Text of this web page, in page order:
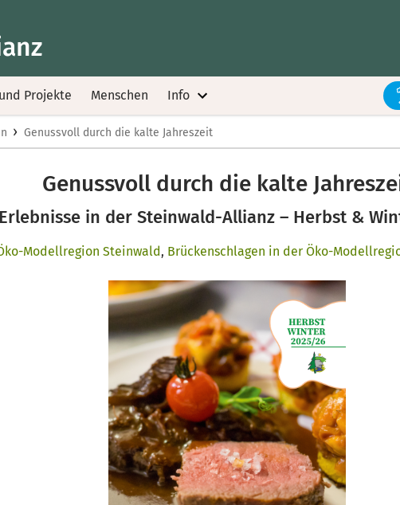
Projekte Menschen Info
› Genussvoll durch die kalte Jahreszeit
Genussvoll durch die kalte
in der Steinwald-Allianz – Herbst &
Modellregion Steinwald, Brückenschlagen in der Öko-